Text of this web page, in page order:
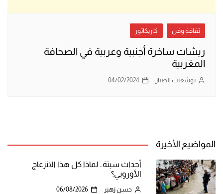
ثقافة وفن كاريكاتور
ريشات ساخرة أجنبية وعربية في الصحافة
المغربية
بوشعيب الضبار 04/02/2024
المواضيع الأخيرة
أحداث سبتة.. لماذا كل هذا الانزعاج
الأوروبي؟
حسن زهير 06/08/2026